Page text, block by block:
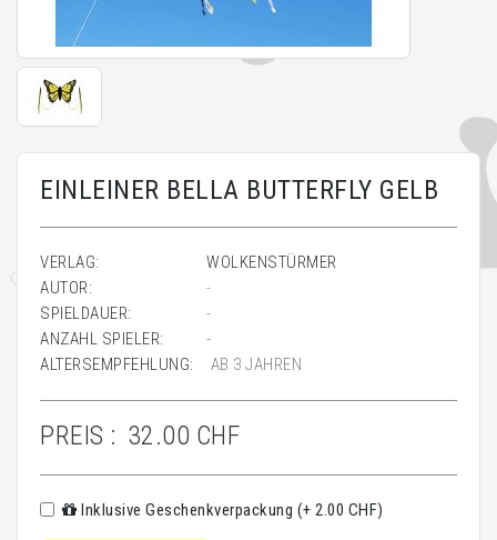
EINLEINER BELLA BUTTERFLY GELB
VERLAG:
WOLKENSTÜRMER
AUTOR:
-
SPIELDAUER:
-
ANZAHL SPIELER:
-
ALTERSEMPFEHLUNG:
AB 3 JAHREN
PREIS : 32.00 CHF
Inklusive Geschenkverpackung (+ 2.00 CHF)